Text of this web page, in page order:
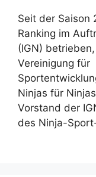
Seit der Saison
Ranking im
(IGN)
Vereinigung für
Ninjas für
Vorstand der
des Ninja-